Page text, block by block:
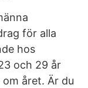
för alla
hos
och 29 år
året. Är du